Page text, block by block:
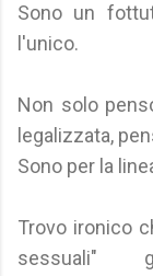
Sono un
l'unico.
Non solo
legalizzata,
Sono per la
Trovo ironico
sessuali"